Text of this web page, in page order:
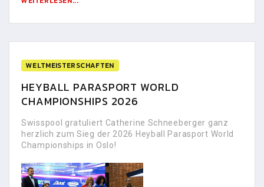
WELTMEISTERSCHAFTEN
HEYBALL PARASPORT WORLD
CHAMPIONSHIPS 2026
Swisspool gratuliert Catherine Schneeberger ganz
herzlich zum Sieg der 2026 Heyball Parasport World
Championships in Oslo!